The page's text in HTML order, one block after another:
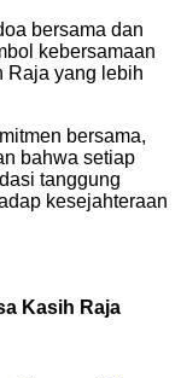
bersama dan
kebersamaan
Raja yang lebih
bersama,
bahwa setiap
tanggung
kesejahteraan
Kasih Raja